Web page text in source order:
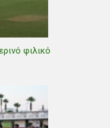
φιλικό